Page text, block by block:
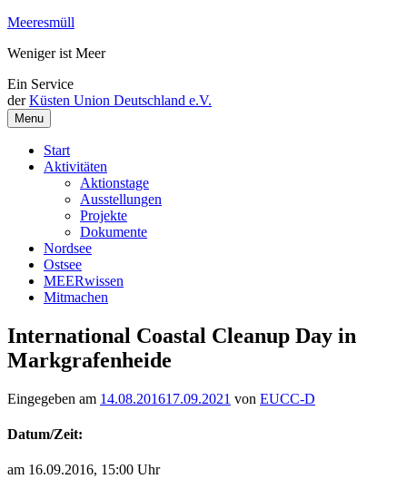
Weiter
Inhalt
Meeresmüll
Weniger ist Meer
Ein Service
derKüsten Union Deutschland e.V.
Menu
Start
Aktivitäten
Aktionstage
Ausstellungen
Projekte
Dokumente
Nordsee
Ostsee
MEERwissen
Mitmachen
International Coastal Cleanup Day in
Markgrafenheide
Eingegeben am 14.08.201617.09.2021 von EUCC-D
Datum/Zeit:
am 16.09.2016, 15:00 Uhr